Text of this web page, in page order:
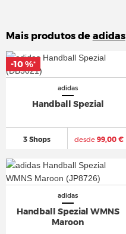
Mais produtos de adidas
adidas
Handball Spezial
3 Shops desde99,00 €
-10 %*
-10 %*
adidas
Handball Spezial WMNS
Maroon